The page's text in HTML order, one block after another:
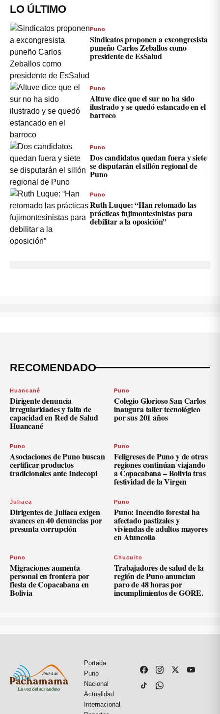
LO ÚLTIMO
Puno
Sindicatos proponen a excongresista
puneño Carlos Zeballos como
presidente de EsSalud
Puno
Altuve dice que el sur no ha sido
ilustrado y se quedó estancado en el
barroco
Puno
Dos candidatos quedan fuera y siete
se disputarán el sillón regional de
Puno
Puno
Ruth Luque: “Han retomado las
prácticas fujimontesinistas para
debilitar a la oposición”
RECOMENDADO
Huancané
Dirigente denuncia
irregularidades y falta de
capacidad en Red de Salud
Huancané
Puno
Colegio Glorioso San Carlos
inaugura taller tecnológico
por sus 201 años
Puno
Asociaciones de Puno buscan
certificar productos
tradicionales ante Indecopi
Puno
Feligreses de Puno y de otras
regiones continúan viajando
a Copacabana – Bolivia tras
festividad de la Virgen
Juliaca
Dirigentes de Juliaca exigen
avances en 40 denuncias por
presunta corrupción
Puno
Puno: Incendio forestal ha
afectado pastizales y
viviendas de adultos mayores
en Atuncolla
Puno
Migraciones aumenta
personal en frontera por
fiesta de Copacabana en
Bolivia
Chucuito
Trabajadores de salud de la
región de Puno anuncian
paro de 48 horas por
incumplimientos de GORE.
Portada
Puno
Nacional
Actualidad
Internacional